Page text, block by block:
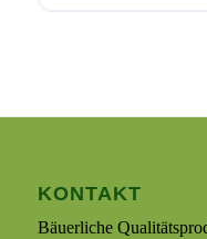
KONTAKT
Bäuerliche